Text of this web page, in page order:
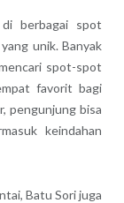
berbagai spot
unik. Banyak
spot-spot
favorit bagi
pengunjung bisa
keindahan
Batu Sori juga